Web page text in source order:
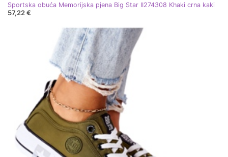
Sportska obuća Memorijska pjena Big Star II274308 Khaki crna kaki
57,22 €